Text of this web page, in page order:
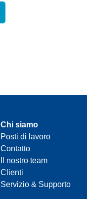
Chi siamo
Posti di lavoro
Contatto
Il nostro team
Clienti
Servizio & Supporto